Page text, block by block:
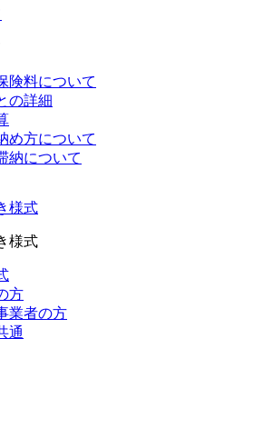
険料について
の詳細
め方について
納について
様式
様式
方
業者の方
通